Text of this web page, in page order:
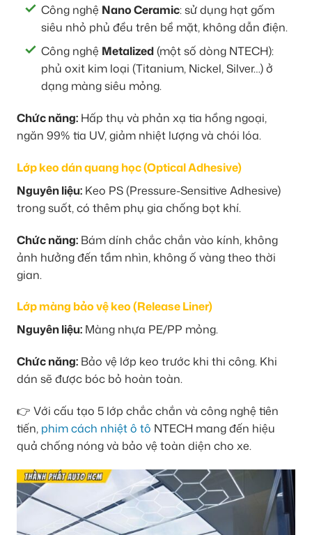
Công nghệ Nano Ceramic: sử dụng hạt gốm
siêu nhỏ phủ đều trên bề mặt, không dẫn điện.
Công nghệ Metalized(một số dòng NTECH):
phủ oxit kim loại (Titanium, Nickel, Silver…) ở
dạng màng siêu mỏng.
Chức năng: Hấp thụ và phản xạ tia hồng ngoại,
ngăn 99% tia UV, giảm nhiệt lượng và chói lóa.
Lớp keo dán quang học (Optical Adhesive)
Nguyên liệu: Keo PS (Pressure-Sensitive Adhesive)
trong suốt, có thêm phụ gia chống bọt khí.
Chức năng: Bám dính chắc chắn vào kính, không
ảnh hưởng đến tầm nhìn, không ố vàng theo thời
gian.
Lớp màng bảo vệ keo (Release Liner)
Nguyên liệu: Màng nhựa PE/PP mỏng.
Chức năng: Bảo vệ lớp keo trước khi thi công. Khi
dán sẽ được bóc bỏ hoàn toàn.
👉 Với cấu tạo 5 lớp chắc chắn và công nghệ tiên
tiến, phim cách nhiệt ô tô NTECH mang đến hiệu
quả chống nóng và bảo vệ toàn diện cho xe.